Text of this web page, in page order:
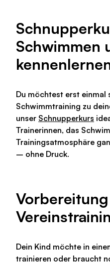
Schwimmen
Du möchtest erst einmal
Schwimmtraining zu
unser Schnupperkurs
Trainerinnen, das
Trainingsatmosphäre
– ohne Druck.
Dein Kind möchte in
trainieren oder braucht